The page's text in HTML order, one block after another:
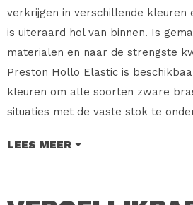
verkrijgen in verschillende kleuren
is uiteraard hol van binnen. Is
materialen en naar de strengste
Preston Hollo Elastic is
kleuren om alle soorten zware
situaties met de vaste stok te
door Preston medewerkers, en
LEES MEER